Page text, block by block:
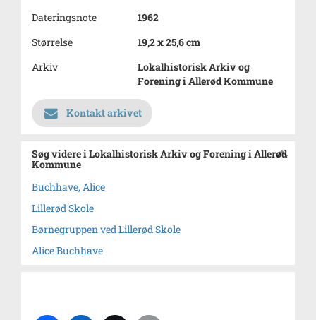
Dateringsnote
1962
Størrelse
19,2 x 25,6 cm
Arkiv
Lokalhistorisk Arkiv og
Forening i Allerød Kommune
Kontakt arkivet
Søg videre i Lokalhistorisk Arkiv og Forening i Allerød
Kommune
Buchhave, Alice
Lillerød Skole
Børnegruppen ved Lillerød Skole
Alice Buchhave